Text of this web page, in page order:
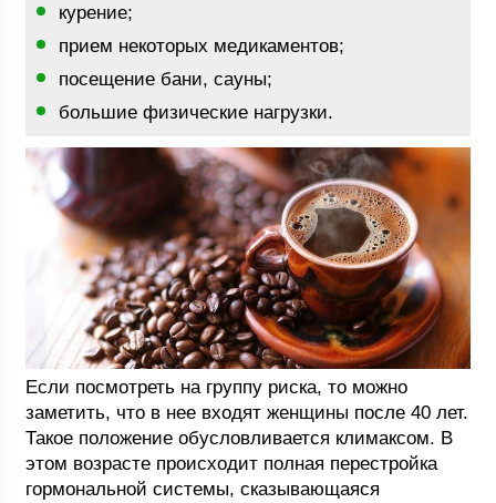
курение;
прием некоторых медикаментов;
посещение бани, сауны;
большие физические нагрузки.
Если посмотреть на группу риска, то можно
заметить, что в нее входят женщины после 40 лет.
Такое положение обусловливается климаксом. В
этом возрасте происходит полная перестройка
гормональной системы, сказывающаяся